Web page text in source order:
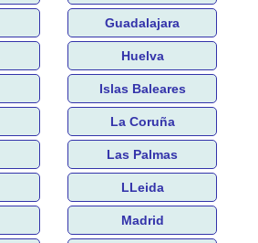
Guadalajara
Huelva
Islas Baleares
La Coruña
Las Palmas
LLeida
Madrid